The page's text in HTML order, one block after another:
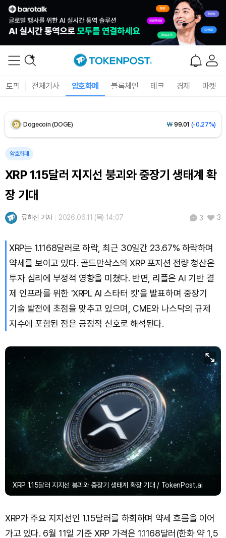
토픽 전체기사 암호화폐 블록체인 테크 경제 마켓
Solana (SOL) ₩ 107,904(+1.59%)
Bitcoin (BTC) 91,753,546 (+0.31%)
암호화폐
XRP 1.15달러 지지선 붕괴와 중장기 생태계 확
장 기대
류하진 기자 2026.06.11 (목) 14:07 3 3
XRP는 1.1168달러로 하락, 최근 30일간 23.67% 하락하며
약세를 보이고 있다. 골드만삭스의 XRP 포지션 전량 청산은
투자 심리에 부정적 영향을 미쳤다. 반면, 리플은 AI 기반 결
제 인프라를 위한 'XRPL AI 스타터 킷'을 발표하며 중장기
기술 발전에 초점을 맞추고 있으며, CME와 나스닥의 규제
지수에 포함된 점은 긍정적 신호로 해석된다.
XRP 1.15달러 지지선 붕괴와 중장기 생태계 확장 기대 / TokenPost.ai
XRP가 주요 지지선인 1.15달러를 하회하며 약세 흐름을 이어
가고 있다. 6월 11일 기준 XRP 가격은 1.1168달러(한화 약 1,5